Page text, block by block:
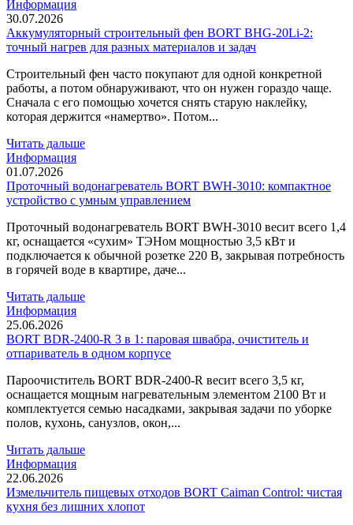
Информация
30.07.2026
Аккумуляторный строительный фен BORT BHG-20Li-2:
точный нагрев для разных материалов и задач
Строительный фен часто покупают для одной конкретной
работы, а потом обнаруживают, что он нужен гораздо чаще.
Сначала с его помощью хочется снять старую наклейку,
которая держится «намертво». Потом...
Читать дальше
Информация
01.07.2026
Проточный водонагреватель BORT BWH-3010: компактное
устройство с умным управлением
Проточный водонагреватель BORT BWH-3010 весит всего 1,4
кг, оснащается «сухим» ТЭНом мощностью 3,5 кВт и
подключается к обычной розетке 220 В, закрывая потребность
в горячей воде в квартире, даче...
Читать дальше
Информация
25.06.2026
BORT BDR-2400-R 3 в 1: паровая швабра, очиститель и
отпариватель в одном корпусе
Пароочиститель BORT BDR-2400-R весит всего 3,5 кг,
оснащается мощным нагревательным элементом 2100 Вт и
комплектуется семью насадками, закрывая задачи по уборке
полов, кухонь, санузлов, окон,...
Читать дальше
Информация
22.06.2026
Измельчитель пищевых отходов BORT Caiman Control: чистая
кухня без лишних хлопот